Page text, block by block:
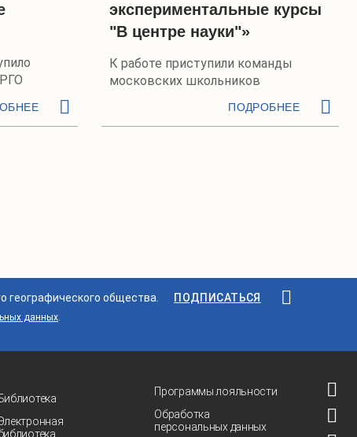
экспериментальные курсы
"В центре науки"»
К работе приступили команды
московских школьников
ПОДРОБНЕЕ
географического общества. ПОДПИСАТЬСЯ
данных.
Библиотека
Программы лояльности
Обработка
персональных данных